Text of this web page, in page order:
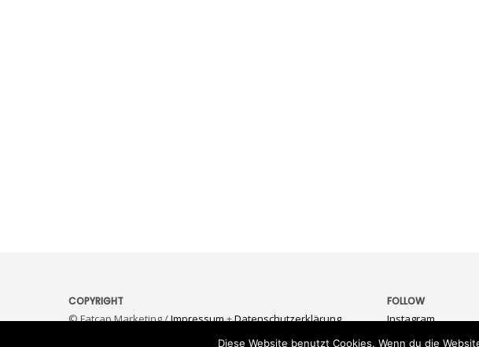
COPYRIGHT
© Fatcap Marketing /Impressum+Datenschutzerklärung
FOLLOW
Instagram
Diese Website benutzt Cookies. Wenn du die